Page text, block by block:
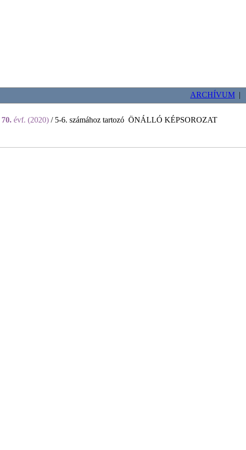
ARCHÍVUM |
70. évf. (2020) / 5-6. számához tartozó ÖNÁLLÓ KÉPSOROZAT